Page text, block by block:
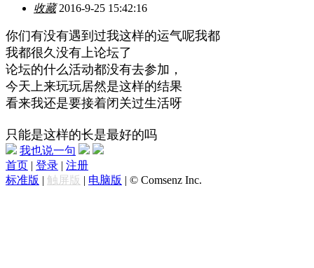
收藏2016-9-25 15:42:16
你们有没有遇到过我这样的运气呢我都
我都很久没有上论坛了
论坛的什么活动都没有去参加，
今天上来玩玩居然是这样的结果
看来我还是要接着闭关过生活呀
只能是这样的长是最好的吗
我也说一句
首页 | 登录 | 注册
标准版 | 触屏版 | 电脑版 | © Comsenz Inc.